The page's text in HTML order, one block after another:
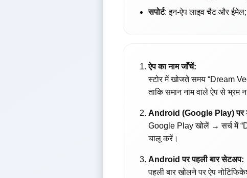
सपोर्ट: इन-ऐप लाइव चैट और ईमेल;
ऐप का नाम जाँचें:
स्टोर में खोजते समय “Dream
ताकि समान नाम वाले ऐप से भ्रम न
Android (Google Play) पर
Google Play खोलें → सर्च में
चालू करें।
Android पर पहली बार सेटअप:
पहली बार खोलने पर ऐप